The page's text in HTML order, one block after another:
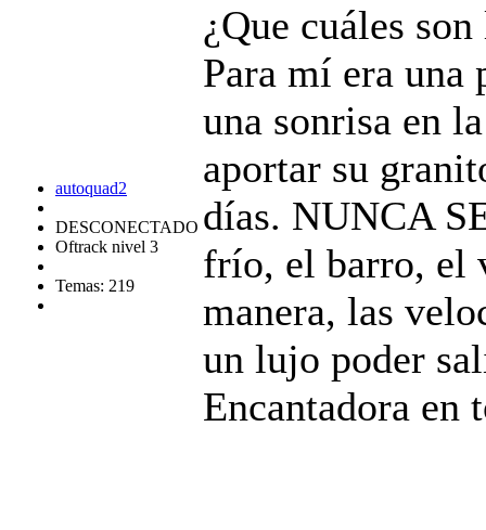
autoquad2
DESCONECTADO
Oftrack nivel 3
Temas: 219
¿Que cuáles
Para mí era una
una sonrisa en
aportar su
días. NUNCA
frío, el barro, el
manera, las
un lujo poder
Encantadora en